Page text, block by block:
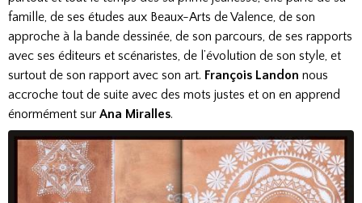
famille, de ses études aux Beaux-Arts de Valence, de son
approche à la bande dessinée, de son parcours, de ses rapports
avec ses éditeurs et scénaristes, de l’évolution de son style, et
surtout de son rapport avec son art. François Landon nous
accroche tout de suite avec des mots justes et on en apprend
énormément sur Ana Miralles.